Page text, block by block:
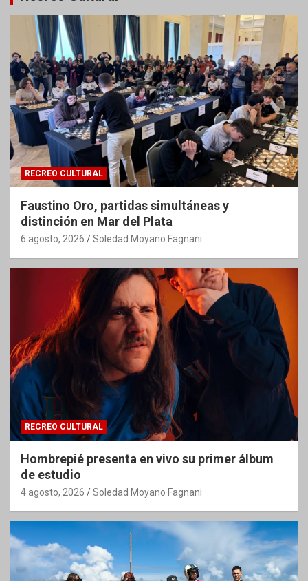
RECREO CULTURAL
Faustino Oro, partidas simultáneas y
distinción en Mar del Plata
6 agosto, 2026 Soledad Moyano Fagnani
RECREO CULTURAL
Hombrepié presenta en vivo su primer álbum
de estudio
4 agosto, 2026 Soledad Moyano Fagnani